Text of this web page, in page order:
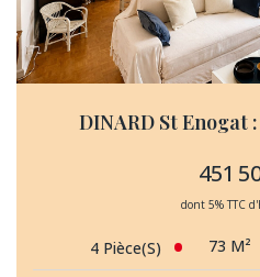
DINARD St Enogat
451
dont 5% TTC
4 Pièce(s) 73 M²